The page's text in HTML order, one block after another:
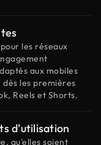
les réseaux
aux mobiles
les premières
Reels et Shorts.
d'utilisation
qu'elles soient